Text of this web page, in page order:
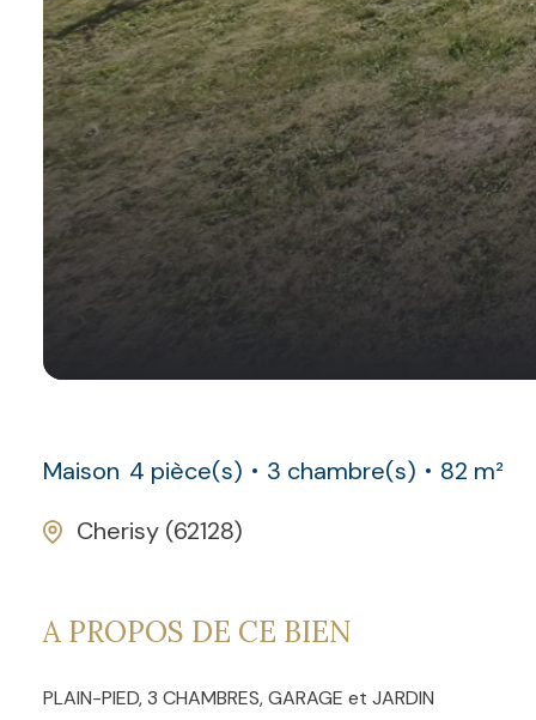
Maison 4 pièce(s) 3 chambre(s)
82 m²
Cherisy (62128)
A PROPOS DE CE BIEN
PLAIN-PIED, 3 CHAMBRES, GARAGE et JARDIN